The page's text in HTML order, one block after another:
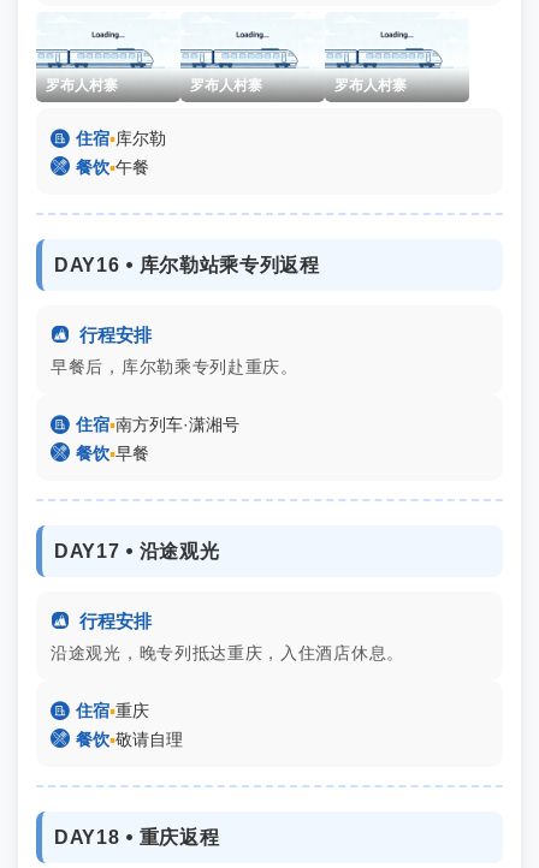
罗布人村寨 罗布人村寨 罗布人村寨
 住宿▪库尔勒
 餐饮▪午餐
DAY16 ⦁ 库尔勒站乘专列返程
 行程安排
早餐后，库尔勒乘专列赴重庆。
 住宿▪南方列车·潇湘号
 餐饮▪早餐
DAY17 ⦁ 沿途观光
 行程安排
沿途观光，晚专列抵达重庆，入住酒店休息。
 住宿▪重庆
 餐饮▪敬请自理
DAY18 ⦁ 重庆返程